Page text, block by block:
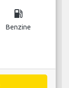
local_gas_station
Benzine